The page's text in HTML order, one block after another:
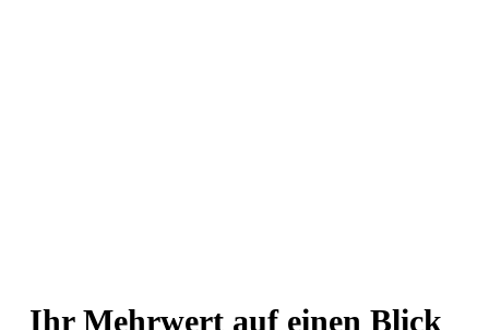
Ihr Mehrwert auf einen Blick